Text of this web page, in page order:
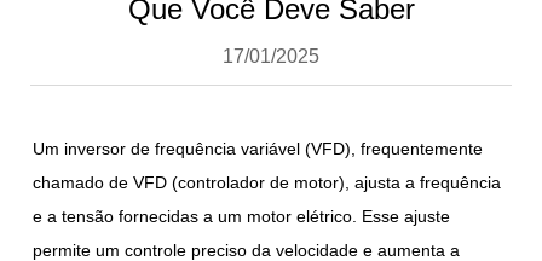
Que Você Deve Saber
17/01/2025
Um inversor de frequência variável (VFD), frequentemente
chamado de VFD (controlador de motor), ajusta a frequência
e a tensão fornecidas a um motor elétrico. Esse ajuste
permite um controle preciso da velocidade e aumenta a